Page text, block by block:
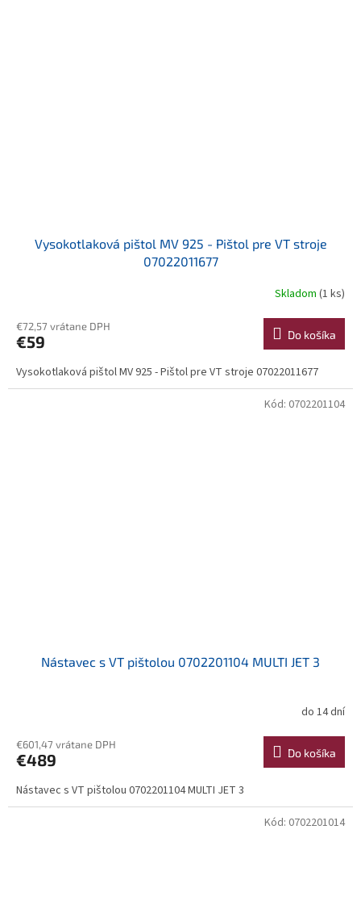
Vysokotlaková pištol MV 925 - Pištol pre VT stroje
07022011677
Skladom (1 ks)
€72,57 vrátane DPH
€59 Do košíka
Vysokotlaková pištol MV 925 - Pištol pre VT stroje 07022011677
Nástavec s VT pištolou 0702201104 MULTI JET 3
do 14 dní
€601,47 vrátane DPH
€489 Do košíka
Nástavec s VT pištolou 0702201104 MULTI JET 3
Kód: 0702201104
Kód: 0702201014